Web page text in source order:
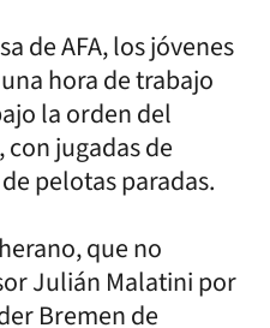
de AFA, los jóvenes
hora de trabajo
la orden del
jugadas de
pelotas paradas.
que no
Julián Malatini por
Bremen de